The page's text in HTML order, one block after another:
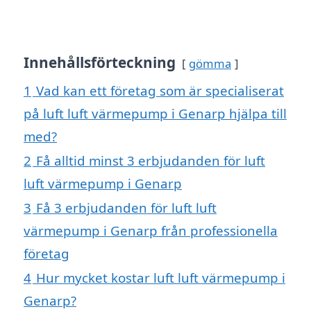
Innehållsförteckning gömma
1 Vad kan ett företag som är specialiserat
på luft luft värmepump i Genarp hjälpa till
med?
2 Få alltid minst 3 erbjudanden för luft
luft värmepump i Genarp
3 Få 3 erbjudanden för luft luft
värmepump i Genarp från professionella
företag
4 Hur mycket kostar luft luft värmepump i
Genarp?